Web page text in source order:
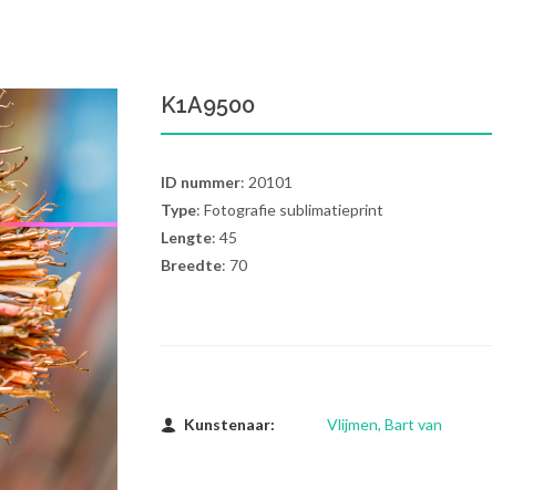
K1A9500
ID nummer: 20101
Type: Fotografie sublimatieprint
Lengte: 45
Breedte: 70
Kunstenaar: Vlijmen, Bart van